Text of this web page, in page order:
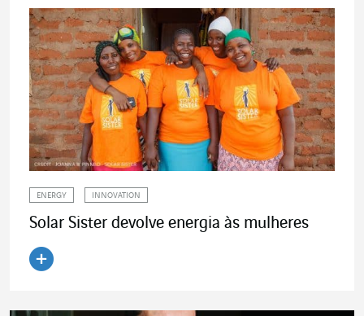
ENERGY INNOVATION
Solar Sister devolve energia às mulheres